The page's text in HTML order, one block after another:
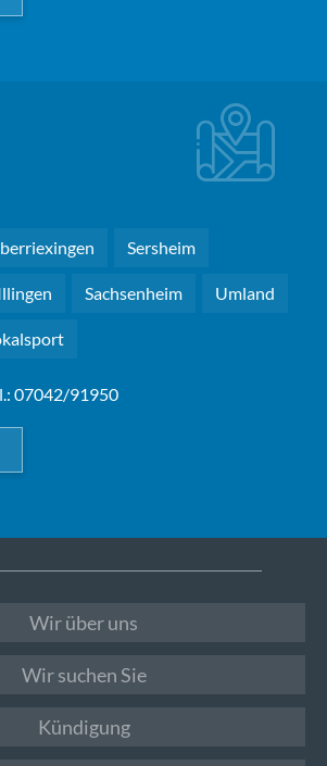
Sersheim
Sachsenheim Umland
07042/91950
Wir über uns
Wir suchen Sie
Kündigung